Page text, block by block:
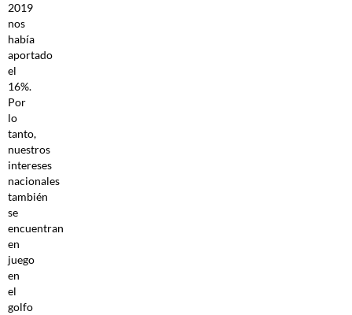
2019
nos
había
aportado
el
16%.
Por
lo
tanto,
nuestros
intereses
nacionales
también
se
encuentran
en
juego
en
el
golfo